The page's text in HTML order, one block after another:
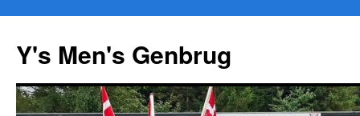
Y's Men's Genbrug